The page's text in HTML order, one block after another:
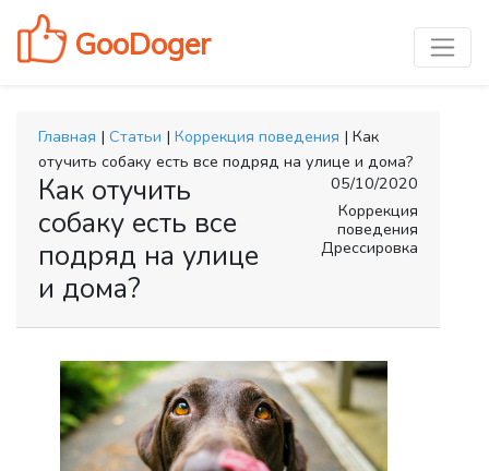
GooDoger
Главная | Статьи | Коррекция поведения | Как
отучить собаку есть все подряд на улице и дома?
Как отучить
собаку есть все
подряд на улице
и дома?
05/10/2020
Коррекция
поведения
Дрессировка